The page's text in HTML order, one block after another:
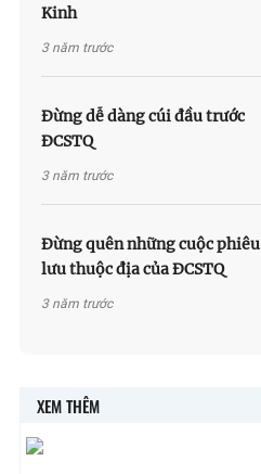
Kinh
3 năm trước
Đừng dễ dàng cúi đầu trước
ĐCSTQ
3 năm trước
Đừng quên những cuộc phiêu
lưu thuộc địa của ĐCSTQ
3 năm trước
XEM THÊM